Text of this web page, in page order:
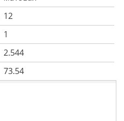
12
1
2.544
73.54